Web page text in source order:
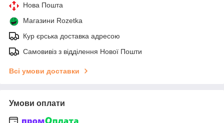
Нова Пошта
Магазини Rozetka
Кур єрська доставка адресою
Самовивіз з відділення Нової Пошти
Всі умови доставки
Умови оплати